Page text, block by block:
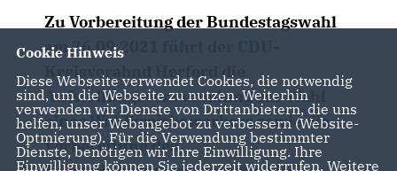
Zu Vorbereitung der Bundestagswahl
am 26.09.2021 führt der CDU-
Kreisverabnd Herford die
Aufstellungsversammlung zur Wahl
eines Wahlkreisbewerbers sowie die
Vorbereitung des
Cookie Hinweis
Diese Webseite verwendet Cookies, die notwendig
sind, um die Webseite zu nutzen. Weiterhin
verwenden wir Dienste von Drittanbietern, die uns
helfen, unser Webangebot zu verbessern (Website-
Optmierung). Für die Verwendung bestimmter
Dienste, benötigen wir Ihre Einwilligung. Ihre
Einwilligung können Sie jederzeit widerrufen. Weitere